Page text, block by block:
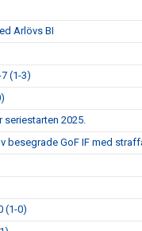
Arlövs BI
(1-3)
2025.
besegrade GoF IF med
(1-0)